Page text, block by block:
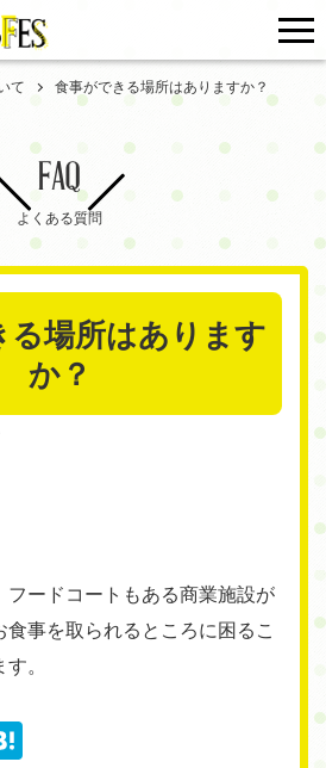
て 食事ができる場所はありますか？
FAQ
よくある質問
る場所はあります
か？
フードコートもある商業施設が
食事を取られるところに困るこ
。